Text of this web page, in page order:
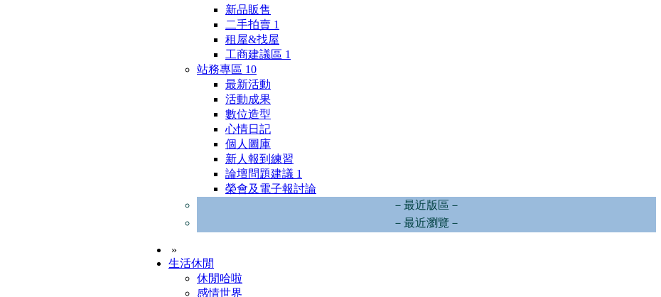
新品販售
二手拍賣 1
租屋&找屋
工商建議區 1
站務專區 10
最新活動
活動成果
數位造型
心情日記
個人圖庫
新人報到練習
論壇問題建議 1
榮會及電子報討論
－最近版區－
－最近瀏覽－
»
生活休閒
休閒哈啦
感情世界